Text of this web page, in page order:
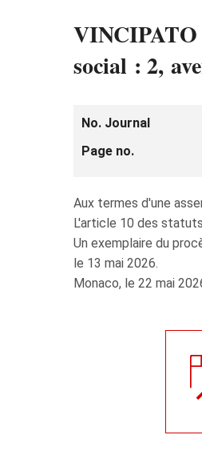
VINCIPATO
social : 2,
No. Journal
Page no.
Aux termes d'une
L'article 10 des
Un exemplaire du
le 13 mai 2026.
Monaco, le 22 mai